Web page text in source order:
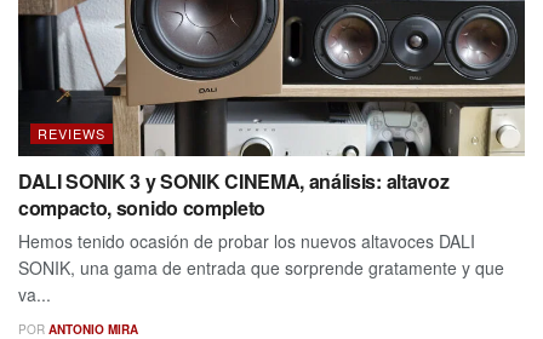
REVIEWS
DALI SONIK 3 y SONIK CINEMA, análisis: altavoz
compacto, sonido completo
Hemos tenido ocasión de probar los nuevos altavoces DALI
SONIK, una gama de entrada que sorprende gratamente y que
va...
POR ANTONIO MIRA